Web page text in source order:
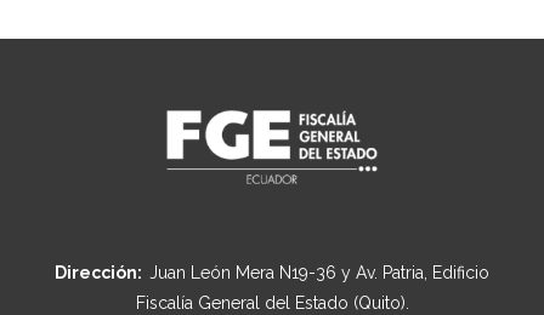
Dirección: Juan León Mera N19-36 y Av. Patria, Edificio
Fiscalía General del Estado (Quito).